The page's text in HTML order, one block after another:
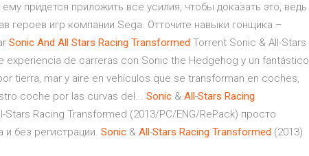
придется приложить все усилия, чтобы доказать это, ведь
героев игр компании Sega. Отточите навыки гонщика –
Sonic And All Stars Racing Transformed Torrent Sonic & All-Stars
experiencia de carreras con Sonic the Hedgehog y un fantástico
tierra, mar y aire en vehículos que se transforman en coches,
coche por las curvas del... Sonic & All-Stars Racing
Stars Racing Transformed (2013/PC/ENG/RePack) просто
без регистрации. Sonic & All-Stars Racing Transformed (2013)